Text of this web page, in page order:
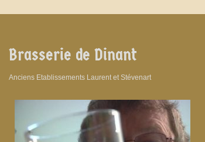
Brasserie de Dinant
Anciens Etablissements Laurent et Stévenart